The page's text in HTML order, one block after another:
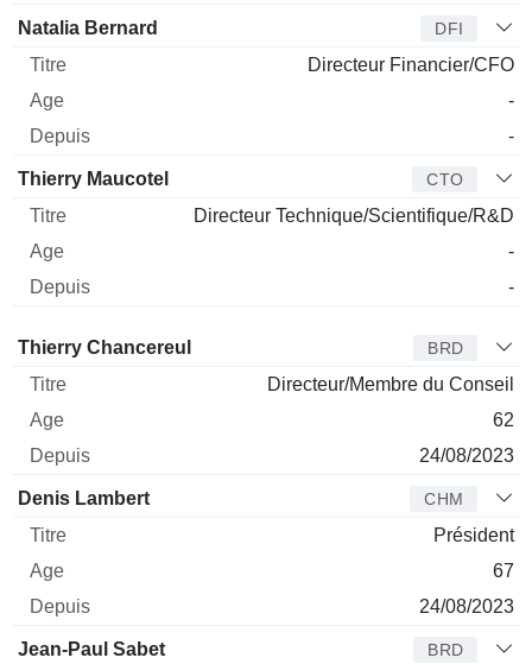
Natalia Bernard DFI
Directeur Financier/CFO
-
-
Thierry Maucotel CTO
Directeur Technique/Scientifique/R&D
-
-
Administrateur Titre
Thierry Chancereul BRD
Directeur/Membre du Conseil
62
24/08/2023
Denis Lambert CHM
Président
67
24/08/2023
Jean-Paul Sabet BRD